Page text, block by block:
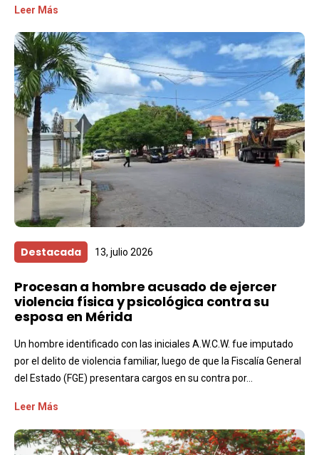
Leer Más
Destacada 13, julio 2026
Procesan a hombre acusado de ejercer
violencia física y psicológica contra su
esposa en Mérida
Un hombre identificado con las iniciales A.W.C.W. fue imputado
por el delito de violencia familiar, luego de que la Fiscalía General
del Estado (FGE) presentara cargos en su contra por...
Leer Más